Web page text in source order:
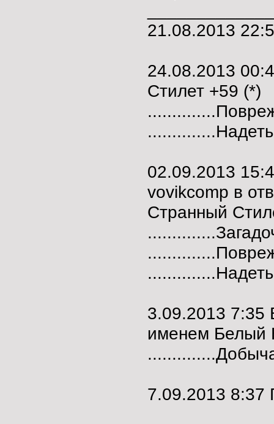
21.08.2013
24.08.2013
Стилет +59 (*)
02.09.2013
vovikcomp в
Странный
3.09.2013 7:35
именем Белый
7.09.2013